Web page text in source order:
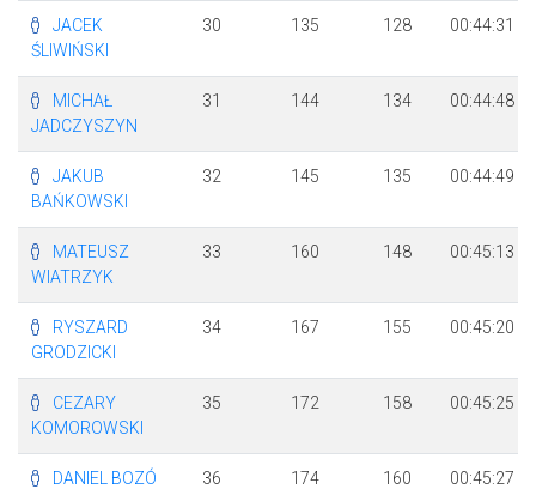
JACEK
ŚLIWIŃSKI
30 135 128 00:44:31
MICHAŁ
JADCZYSZYN
31 144 134 00:44:48
JAKUB
BAŃKOWSKI
32 145 135 00:44:49
MATEUSZ
WIATRZYK
33 160 148 00:45:13
RYSZARD
GRODZICKI
34 167 155 00:45:20
CEZARY
KOMOROWSKI
35 172 158 00:45:25
DANIEL BOZÓ 36 174 160 00:45:27